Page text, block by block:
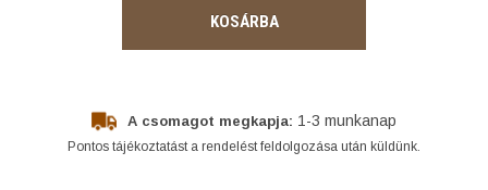
KOSÁRBA
A csomagot megkapja: 1-3 munkanap
Pontos tájékoztatást a rendelést feldolgozása után küldünk.